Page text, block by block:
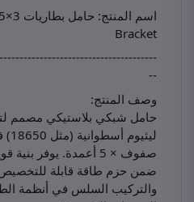
Bracket
--
وصف المنتج:
صفوف × 5 أعمدة. يوفر
ضمن حزم طاقة قابلة
والتركيب السلس في أنظمة